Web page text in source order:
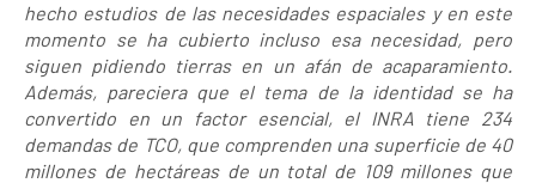
hecho estudios de las necesidades espaciales y en este
momento se ha cubierto incluso esa necesidad, pero
siguen pidiendo tierras en un afán de acaparamiento.
Además, pareciera que el tema de la identidad se ha
convertido en un factor esencial, el INRA tiene 234
demandas de TCO, que comprenden una superficie de 40
millones de hectáreas de un total de 109 millones que